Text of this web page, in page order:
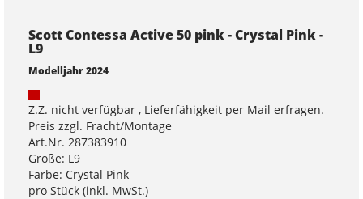
Scott Contessa Active 50 pink - Crystal Pink -
L9
Modelljahr 2024
Z.Z. nicht verfügbar , Lieferfähigkeit per Mail erfragen.
Preis zzgl. Fracht/Montage
Art.Nr. 287383910
Größe: L9
Farbe: Crystal Pink
pro Stück (inkl. MwSt.)